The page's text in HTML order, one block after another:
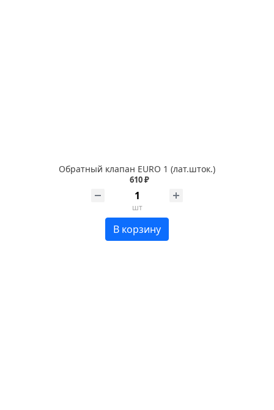
Обратный клапан EURO 1 (лат.шток.)
610 ₽
шт
В корзину